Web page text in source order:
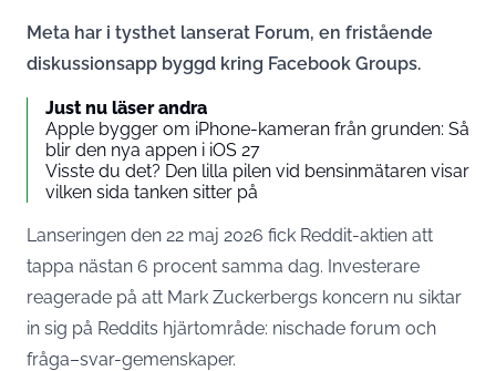
Meta har i tysthet lanserat Forum, en fristående
diskussionsapp byggd kring Facebook Groups.
Just nu läser andra
Apple bygger om iPhone-kameran från grunden: Så
blir den nya appen i iOS 27
Visste du det? Den lilla pilen vid bensinmätaren visar
vilken sida tanken sitter på
Lanseringen den 22 maj 2026 fick Reddit-aktien att
tappa nästan 6 procent samma dag. Investerare
reagerade på att Mark Zuckerbergs koncern nu siktar
in sig på Reddits hjärtområde: nischade forum och
fråga–svar-gemenskaper.